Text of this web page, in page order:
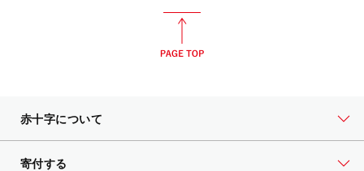
赤十字について
寄付する